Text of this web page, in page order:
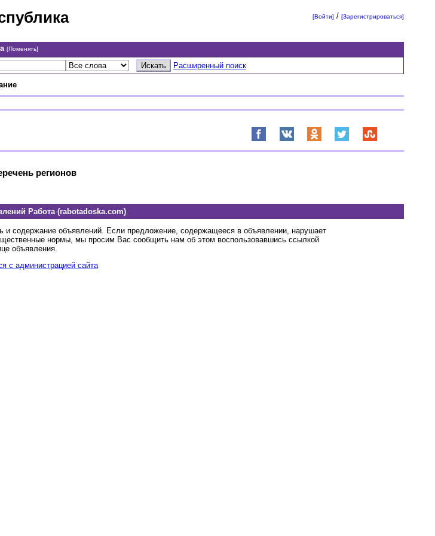
[Войти] /[Зарегистрироваться]
[Поменять]
Расширенный поиск
регионов
Работа (rabotadoska.com)
и содержание объявлений. Если предложение, содержащееся в объявлении, нарушает
нормы, мы просим Вас сообщить нам об этом воспользовавшись ссылкой
объявления.
с администрацией сайта